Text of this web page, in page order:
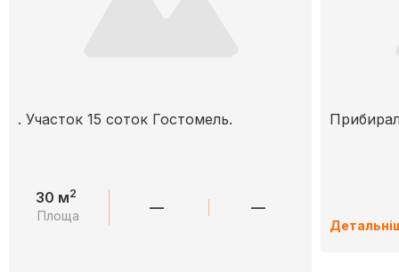
. Участок 15 соток Гостомель.
30 м2
Площа — —